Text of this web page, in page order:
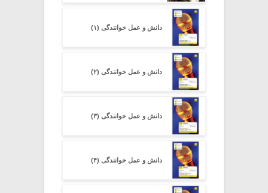
دانش و عمل خوانندگی (۱)
دانش و عمل خوانندگی (۲)
دانش و عمل خوانندگی (۳)
دانش و عمل خوانندگی (۴)